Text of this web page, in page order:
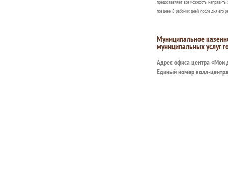
предоставляет возможность
позднее 8 рабочих дней после дня его
Муниципальное
муниципальных услуг
Адрес офиса центра «Мои
Единый номер колл-